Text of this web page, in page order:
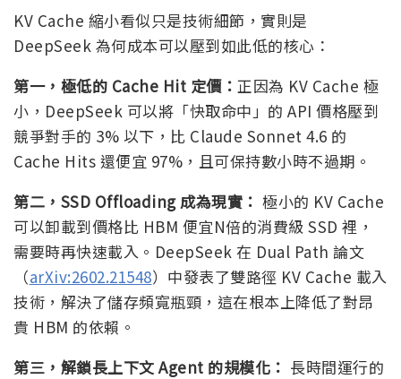
KV Cache 縮小看似只是技術細節，實則是
DeepSeek 為何成本可以壓到如此低的核心：
第一，極低的 Cache Hit 定價： 正因為 KV Cache 極
小，DeepSeek 可以將「快取命中」的 API 價格壓到
競爭對手的 3% 以下，比 Claude Sonnet 4.6 的
Cache Hits 還便宜 97%，且可保持數小時不過期。
第二，SSD Offloading 成為現實： 極小的 KV Cache
可以卸載到價格比 HBM 便宜N倍的消費級 SSD 裡，
需要時再快速載入。DeepSeek 在 Dual Path 論文
（arXiv:2602.21548）中發表了雙路徑 KV Cache 載入
技術，解決了儲存頻寬瓶頸，這在根本上降低了對昂
貴 HBM 的依賴。
第三，解鎖長上下文 Agent 的規模化： 長時間運行的